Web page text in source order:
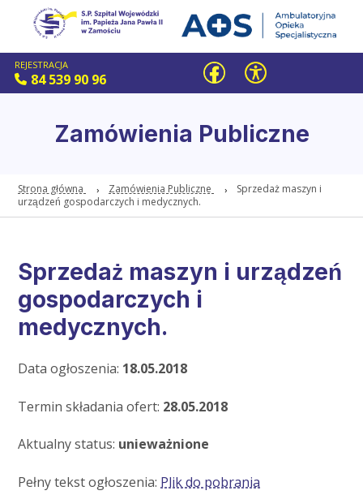
REJESTRACJA
84 539 90 96
Zamówienia Publiczne
Strona główna Zamówienia Publiczne
Sprzedaż maszyn i
urządzeń gospodarczych i medycznych.
Sprzedaż maszyn i urządzeń
gospodarczych i
medycznych.
Data ogłoszenia: 18.05.2018
Termin składania ofert: 28.05.2018
Aktualny status: unieważnione
Pełny tekst ogłoszenia: Plik do pobrania